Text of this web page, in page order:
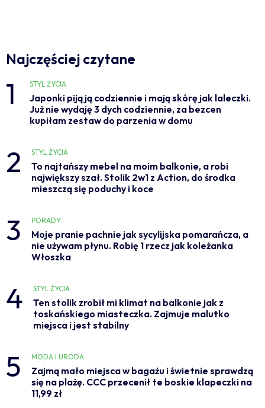
Najczęściej czytane
1 STYL ŻYCIA
Japonki piją ją codziennie i mają skórę jak laleczki.
Już nie wydaję 3 dych codziennie, za bezcen
kupiłam zestaw do parzenia w domu
2 STYL ŻYCIA
To najtańszy mebel na moim balkonie, a robi
największy szał. Stolik 2w1 z Action, do środka
mieszczą się poduchy i koce
3 PORADY
Moje pranie pachnie jak sycylijska pomarańcza, a
nie używam płynu. Robię 1 rzecz jak koleżanka
Włoszka
4 STYL ŻYCIA
Ten stolik zrobił mi klimat na balkonie jak z
toskańskiego miasteczka. Zajmuje malutko
miejsca i jest stabilny
5 MODA I URODA
Zajmą mało miejsca w bagażu i świetnie sprawdzą
się na plażę. CCC przecenił te boskie klapeczki na
11,99 zł